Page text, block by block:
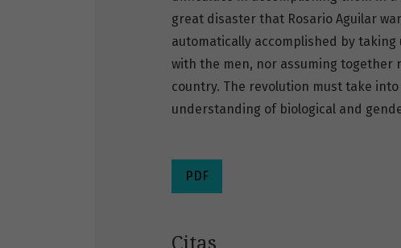
great disaster that Rosario Aguilar
automatically accomplished by
with the men, nor assuming
country. The revolution must take
understanding of biological and
PDF
Citas